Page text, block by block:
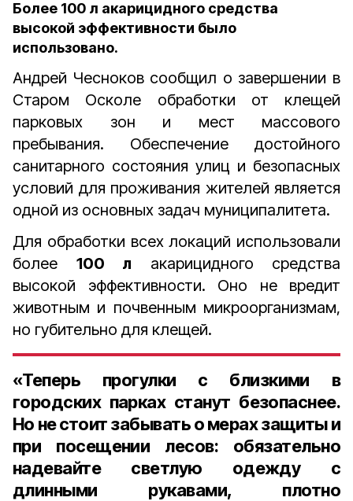
Более 100 л акарицидного средства
высокой эффективности было
использовано.
Андрей Чесноков сообщил о завершении в
Старом Осколе обработки от клещей
парковых зон и мест массового
пребывания. Обеспечение достойного
санитарного состояния улиц и безопасных
условий для проживания жителей является
одной из основных задач муниципалитета.
Для обработки всех локаций использовали
более 100 л акарицидного средства
высокой эффективности. Оно не вредит
животным и почвенным микроорганизмам,
но губительно для клещей.
«Теперь прогулки с близкими в
городских парках станут безопаснее.
Но не стоит забывать о мерах защиты и
при посещении лесов: обязательно
надевайте светлую одежду с
длинными рукавами, плотно